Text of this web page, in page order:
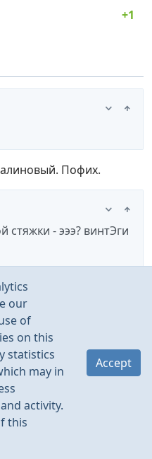
Пофих.
стяжки - эээ? винтЭги
над водухэ …
попсово
our
of
on this
statistics
may in
activity.
this
Accept